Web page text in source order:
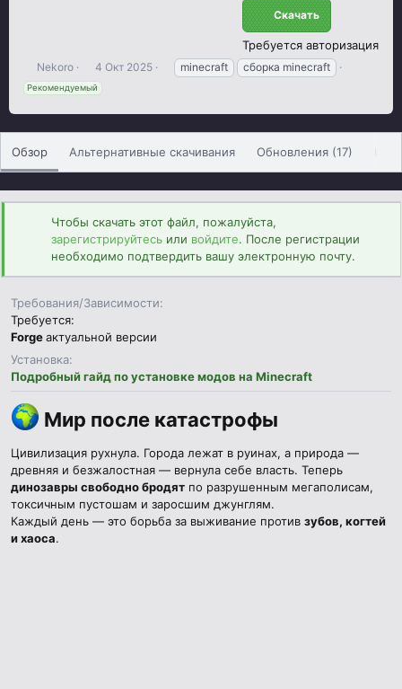
Скачать
Требуется авторизация
А
в
т
о
р
Nekoro
Д
а
т
а
с
а
и
я
4 Окт 2025
Т
е
и
minecraft сборка minecraft
Рекомендуемый
Обзор Альтернативные скачивания Обновления (17)
Чтобы скачать этот файл, пожалуйста,
зарегистрируйтесь или войдите. После регистрации
необходимо подтвердить вашу электронную почту.
Требования/Зависимости
Требуется:
Forgeактуальной версии
Установка
Подробный гайд по установке модов на Minecraft
Мир после катастрофы​
Цивилизация рухнула. Города лежат в руинах, а природа —
древняя и безжалостная — вернула себе власть. Теперь
динозавры свободно бродят по разрушенным мегаполисам,
токсичным пустошам и заросшим джунглям.
Каждый день — это борьба за выживание против зубов, когтей
и хаоса.